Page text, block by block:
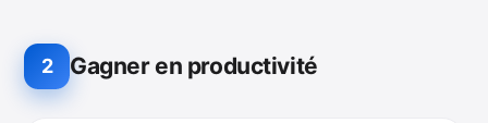
2 Gagner en productivité